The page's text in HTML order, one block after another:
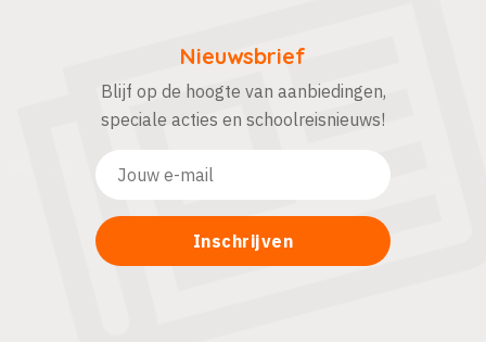
Nieuwsbrief
Blijf op de hoogte van aanbiedingen,
speciale acties en schoolreisnieuws!